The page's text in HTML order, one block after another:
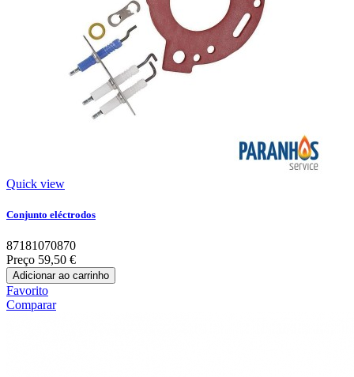
Quick view
Conjunto eléctrodos
87181070870
Preço 59,50 €
Adicionar ao carrinho
Favorito
Comparar